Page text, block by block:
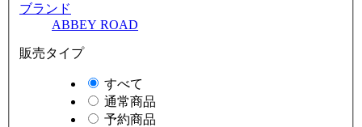
ブランド
ABBEY ROAD
販売タイプ
すべて
通常商品
予約商品